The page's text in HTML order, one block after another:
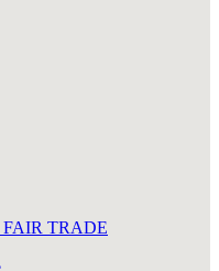
FAIR TRADE